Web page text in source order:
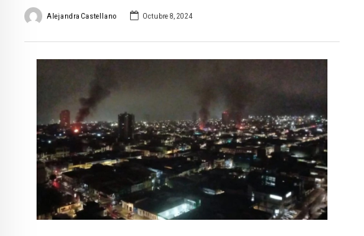
Alejandra Castellano Octubre 8, 2024